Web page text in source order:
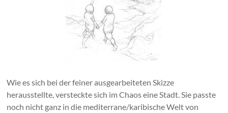
Wie es sich bei der feiner ausgearbeiteten Skizze
herausstellte, versteckte sich im Chaos eine Stadt. Sie passte
noch nicht ganz in die mediterrane/karibische Welt von